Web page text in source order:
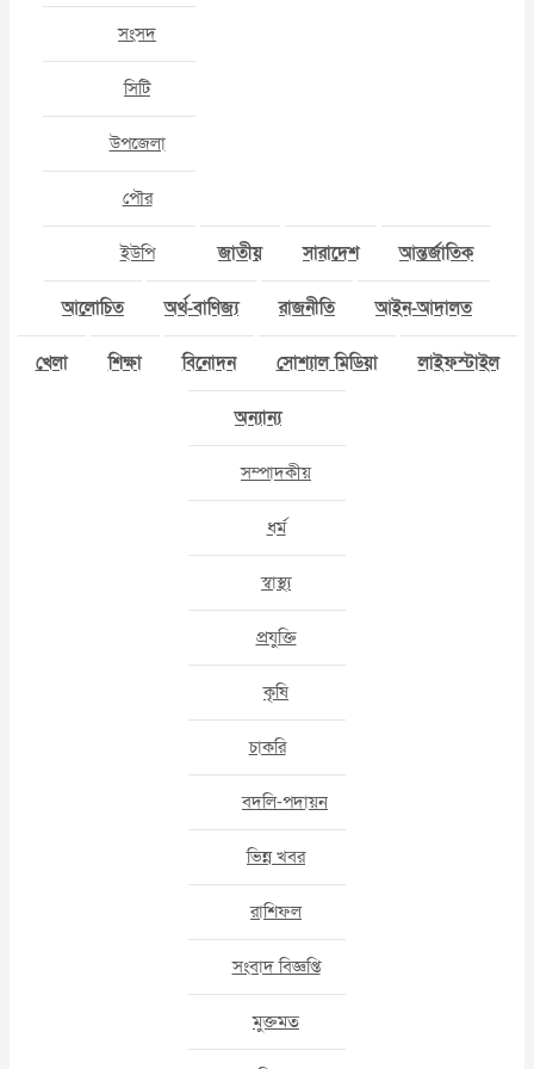
সংসদ
সিটি
উপজেলা
পৌর
ইউপি জাতীয় সারাদেশ আন্তর্জাতিক
আলোচিত অর্থ-বাণিজ্য রাজনীতি আইন-আদালত
খেলা শিক্ষা বিনোদন সোশ্যাল মিডিয়া লাইফস্টাইল
অন্যান্য
সম্পাদকীয়
ধর্ম
স্বাস্থ্য
প্রযুক্তি
কৃষি
চাকরি
বদলি-পদায়ন
ভিন্ন খবর
রাশিফল
সংবাদ বিজ্ঞপ্তি
মুক্তমত